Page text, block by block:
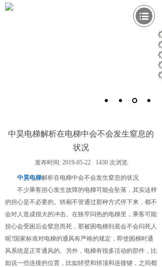
中昊电梯解析在电梯中会不会发生窒息的
状况
发布时间: 2019-05-22 1430 次浏览
中昊电梯解析在电梯中会不会发生窒息的状况
不少乘客担心发生故障的电梯可能会坠落，其实这样
的担心是不必要的。轿厢不管通过那种方式停下来，都不
会对人造成很大的冲击。在狭窄闷热的电梯里，乘客可能
担心会受困后会窒息而死，那被困电梯到底会不会闷死人
呢?国家标准对电梯的通风有严格的规定，即使困梯时通
风系统是正常通风的。另外，电梯有很多活动的部件，比
如说一些连接的位置，比如轿壁和轿顶和连接键，之间都